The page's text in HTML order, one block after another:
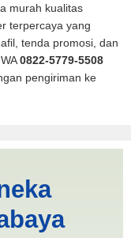
murah kualitas
terpercaya yang
tenda promosi, dan
0822-5779-5508
pengiriman ke